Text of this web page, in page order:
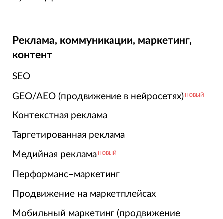
Реклама, коммуникации, маркетинг,
контент
SEO
GEO/AEO (продвижение в нейросетях) НОВЫЙ
Контекстная реклама
Таргетированная реклама
Медийная реклама НОВЫЙ
Перформанс–маркетинг
Продвижение на маркетплейсах
Мобильный маркетинг (продвижение